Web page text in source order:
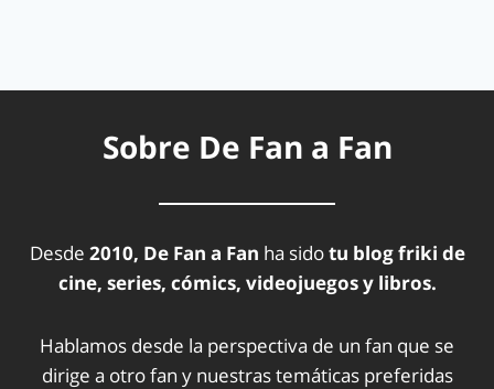
Sobre De Fan a Fan
Desde 2010, De Fan a Fan ha sidotu blog friki de
cine, series, cómics, videojuegos y libros.
Hablamos desde la perspectiva de un fan que se
dirige a otro fan y nuestras temáticas preferidas